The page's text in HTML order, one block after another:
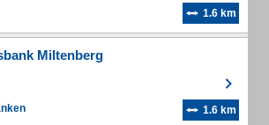
1.6 km
Miltenberg
1.6 km